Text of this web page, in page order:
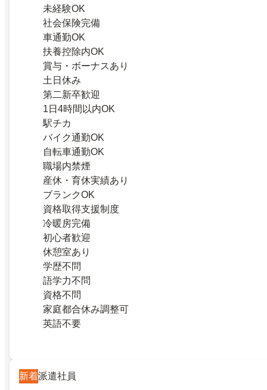
未経験OK
社会保険完備
車通勤OK
扶養控除内OK
賞与・ボーナスあり
土日休み
第二新卒歓迎
1日4時間以内OK
駅チカ
バイク通勤OK
自転車通勤OK
職場内禁煙
産休・育休実績あり
ブランクOK
資格取得支援制度
冷暖房完備
初心者歓迎
休憩室あり
学歴不問
語学力不問
資格不問
家庭都合休み調整可
英語不要
新着派遣社員